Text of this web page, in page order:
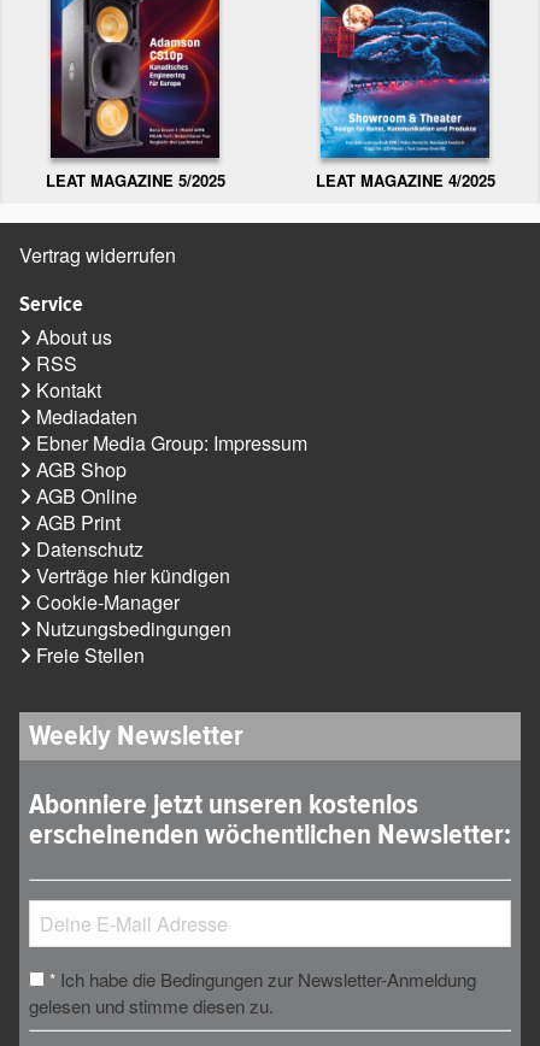
LEAT MAGAZINE 5/2025 LEAT MAGAZINE 4/2025
Vertrag widerrufen
Service
About us
RSS
Kontakt
Mediadaten
Ebner Media Group: Impressum
AGB Shop
AGB Online
AGB Print
Datenschutz
Verträge hier kündigen
Cookie-Manager
Nutzungsbedingungen
Freie Stellen
Weekly Newsletter
Abonniere jetzt unseren kostenlos
erscheinenden wöchentlichen Newsletter:
* Ich habe die Bedingungen zur Newsletter-Anmeldung
gelesen und stimme diesen zu.